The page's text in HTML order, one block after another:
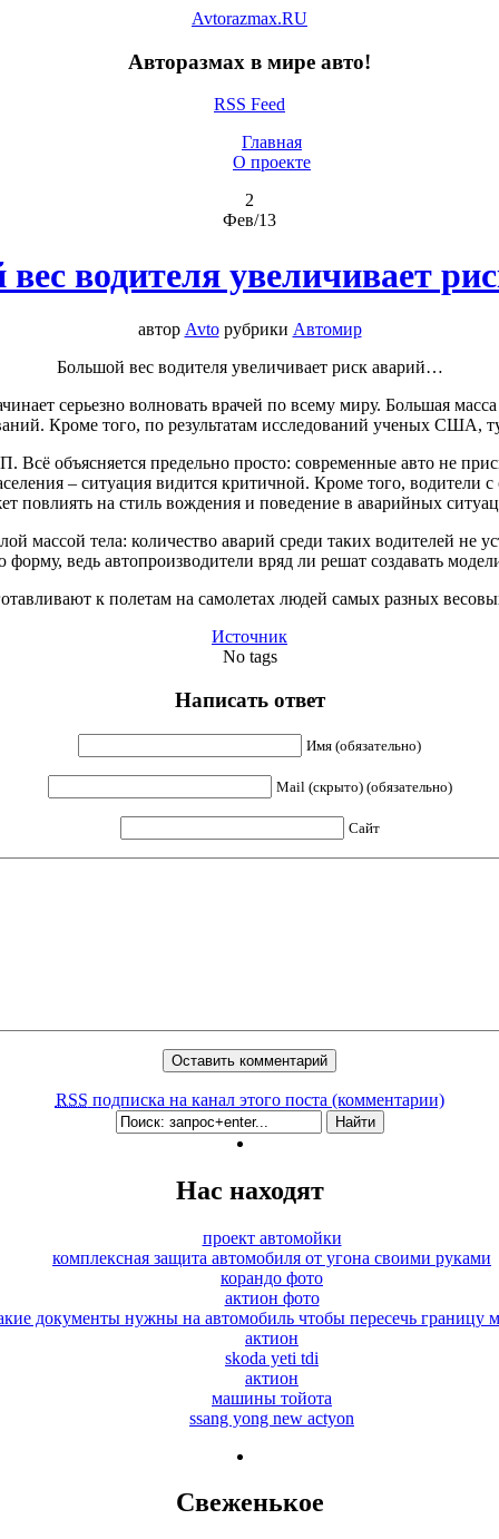
Avtorazmax.RU
Авторазмах в мире авто!
RSS Feed
Главная
О проекте
2
Фев/13
водителя увеличивает
автор Avtoрубрики Автомир
Большой вес водителя увеличивает риск аварий…
серьезно волновать врачей по всему миру. Большая
Кроме того, по результатам исследований ученых США,
Всё объясняется предельно просто: современные авто не
– ситуация видится критичной. Кроме того,
повлиять на стиль вождения и поведение в аварийных
массой тела: количество аварий среди таких водителей не
ведь автопроизводители вряд ли решат создавать
к полетам на самолетах людей самых разных
Источник
No tags
Написать ответ
Имя (обязательно)
Mail (скрыто) (обязательно)
Сайт
RSS подписка на канал этого поста (комментарии)
Нас находят
проект автомойки
комплексная защита автомобиля от угона своими руками
корандо фото
актион фото
документы нужны на автомобиль чтобы пересечь границу
актион
skoda yeti tdi
актион
машины тойота
ssang yong new actyon
Свеженькое